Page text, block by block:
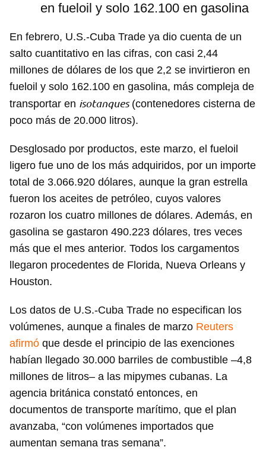
en fueloil y solo 162.100 en gasolina
En febrero, U.S.-Cuba Trade ya dio cuenta de un
salto cuantitativo en las cifras, con casi 2,44
millones de dólares de los que 2,2 se invirtieron en
fueloil y solo 162.100 en gasolina, más compleja de
transportar en isotanques(contenedores cisterna de
poco más de 20.000 litros).
Desglosado por productos, este marzo, el fueloil
ligero fue uno de los más adquiridos, por un importe
total de 3.066.920 dólares, aunque la gran estrella
fueron los aceites de petróleo, cuyos valores
rozaron los cuatro millones de dólares. Además, en
gasolina se gastaron 490.223 dólares, tres veces
más que el mes anterior. Todos los cargamentos
llegaron procedentes de Florida, Nueva Orleans y
Houston.
Los datos de U.S.-Cuba Trade no especifican los
volúmenes, aunque a finales de marzo Reuters
afirmó que desde el principio de las exenciones
habían llegado 30.000 barriles de combustible –4,8
millones de litros– a las mipymes cubanas. La
agencia británica constató entonces, en
documentos de transporte marítimo, que el plan
avanzaba, “con volúmenes importados que
aumentan semana tras semana”.